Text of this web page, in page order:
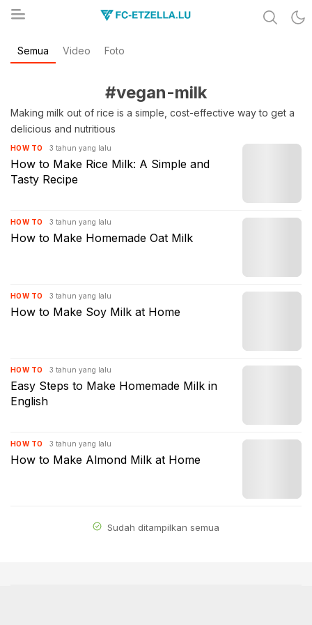
FC-ETZELLA.LU
Share & Learn The World
Semua Video Foto
#vegan-milk
Making milk out of rice is a simple, cost-effective way to get a
delicious and nutritious
HOW TO 3 tahun yang lalu
How to Make Rice Milk: A Simple and
Tasty Recipe
HOW TO 3 tahun yang lalu
How to Make Homemade Oat Milk
HOW TO 3 tahun yang lalu
How to Make Soy Milk at Home
HOW TO 3 tahun yang lalu
Easy Steps to Make Homemade Milk in
English
HOW TO 3 tahun yang lalu
How to Make Almond Milk at Home
Sudah ditampilkan semua